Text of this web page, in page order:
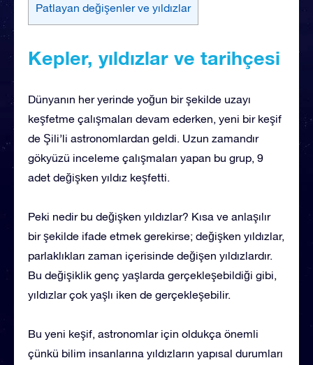
Patlayan değişenler ve yıldızlar
Kepler, yıldızlar ve tarihçesi
Dünyanın her yerinde yoğun bir şekilde uzayı
keşfetme çalışmaları devam ederken, yeni bir keşif
de Şili’li astronomlardan geldi. Uzun zamandır
gökyüzü inceleme çalışmaları yapan bu grup, 9
adet değişken yıldız keşfetti.
Peki nedir bu değişken yıldızlar? Kısa ve anlaşılır
bir şekilde ifade etmek gerekirse; değişken yıldızlar,
parlaklıkları zaman içerisinde değişen yıldızlardır.
Bu değişiklik genç yaşlarda gerçekleşebildiği gibi,
yıldızlar çok yaşlı iken de gerçekleşebilir.
Bu yeni keşif, astronomlar için oldukça önemli
çünkü bilim insanlarına yıldızların yapısal durumları